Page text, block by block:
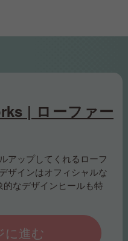
| ローファー
アップしてくれるローフ
ザインはオフィシャルな
なデザインヒールも特
に進む